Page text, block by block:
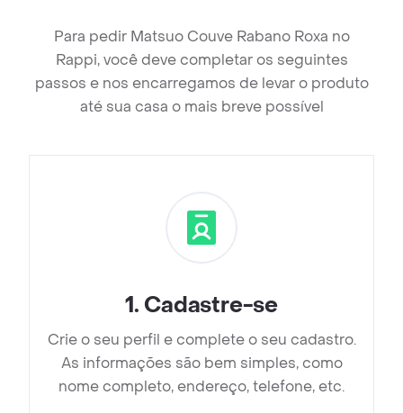
Para pedir Matsuo Couve Rabano Roxa no
Rappi, você deve completar os seguintes
passos e nos encarregamos de levar o produto
até sua casa o mais breve possível
1. Cadastre-se
Crie o seu perfil e complete o seu cadastro.
As informações são bem simples, como
nome completo, endereço, telefone, etc.